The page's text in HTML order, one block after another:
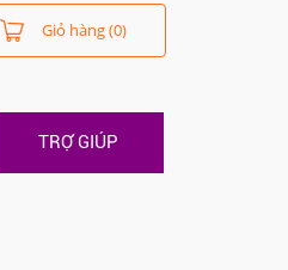
usd
vnd
Giỏ hàng (0)
TRỢ GIÚP